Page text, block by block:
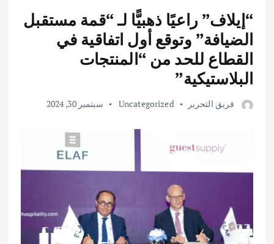
“إيلاف” راعيًا ذهبيًّا لـ “قمة مستقبل
الضيافة” وتوقع أول اتفاقية في
القطاع للحد من “المنتجات
البلاستيكية”
فريق التحرير Uncategorized سبتمبر 30, 2024